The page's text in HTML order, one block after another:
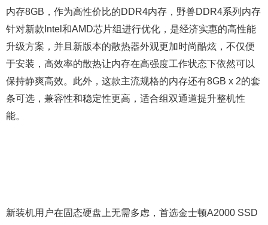
内存8GB，作为高性价比的DDR4内存，野兽DDR4系列内存
针对新款Intel和AMD芯片组进行优化，是经济实惠的高性能
升级方案，并且新版本的散热器外观更加时尚酷炫，不仅便
于安装，高效率的散热让内存在高强度工作状态下依然可以
保持静爽高效。此外，这款主流规格的内存还有8GB x 2的套
条可选，兼容性和稳定性更高，适合组双通道提升整机性
能。
新装机用户在固态硬盘上无需多虑，首选金士顿A2000 SSD